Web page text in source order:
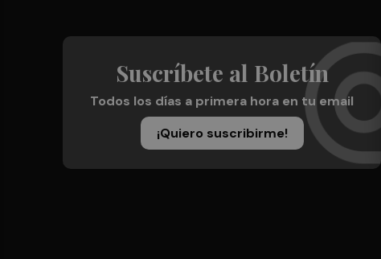
Suscríbete al Boletín
Todos los días a primera hora en tu email
¡Quiero suscribirme!